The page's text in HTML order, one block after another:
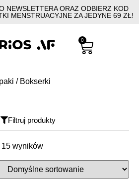
NEWSLETTERA ORAZ ODBIERZ KOD
MENSTRUACYJNE ZA JEDYNE 69 ZŁ!
0
/ Bokserki
Filtruj produkty
wyników